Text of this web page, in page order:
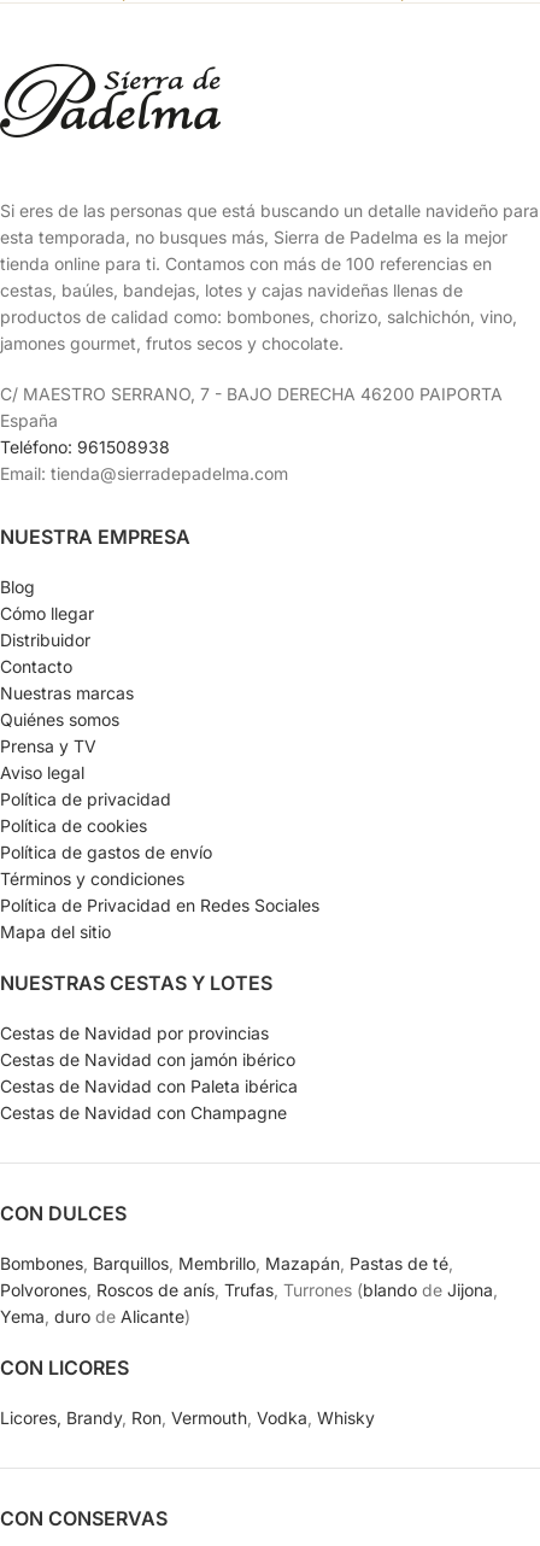
Si eres de las personas que está buscando un detalle navideño para
esta temporada, no busques más, Sierra de Padelma es la mejor
tienda online para ti. Contamos con más de 100 referencias en
cestas, baúles, bandejas, lotes y cajas navideñas llenas de
productos de calidad como: bombones, chorizo, salchichón, vino,
jamones gourmet, frutos secos y chocolate.
C/ MAESTRO SERRANO, 7 - BAJO DERECHA 46200 PAIPORTA
España
Teléfono: 961508938
Email: tienda@sierradepadelma.com
NUESTRA EMPRESA
Blog
Cómo llegar
Distribuidor
Contacto
Nuestras marcas
Quiénes somos
Prensa y TV
Aviso legal
Política de privacidad
Política de cookies
Política de gastos de envío
Términos y condiciones
Política de Privacidad en Redes Sociales
Mapa del sitio
NUESTRAS CESTAS Y LOTES
Cestas de Navidad por provincias
Cestas de Navidad con jamón ibérico
Cestas de Navidad con Paleta ibérica
Cestas de Navidad con Champagne
CON DULCES
Bombones Barquillos Membrillo Mazapán Pastas de té
Polvorones Roscos de anís Trufas , Turrones (blando de Jijona
Yema duro de Alicante)
CON LICORES
Licores, Brandy, Ron Vermouth Vodka Whisky
CON CONSERVAS